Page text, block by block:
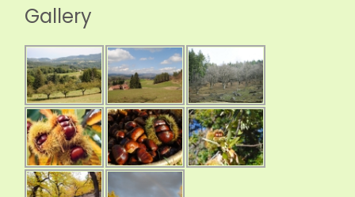
Gallery